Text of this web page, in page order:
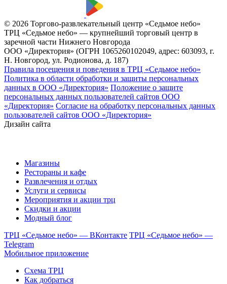
© 2026 Торгово-развлекательный центр «Седьмое небо»
ТРЦ «Седьмое небо» — крупнейший торговый центр в
заречной части Нижнего Новгорода
ООО «Директория» (ОГРН 1065260102049, адрес: 603093, г.
Н. Новгород, ул. Родионова, д. 187)
Правила посещения и поведения в ТРЦ «Седьмое небо»
Политика в области обработки и защиты персональных
данных в ООО «Директория» Положение о защите
персональных данных пользователей сайтов ООО
«Директория» Согласие на обработку персональных данных
пользователей сайтов ООО «Директория»
Дизайн сайта
Магазины
Рестораны и кафе
Развлечения и отдых
Услуги и сервисы
Мероприятия и акции трц
Скидки и акции
Модный блог
ТРЦ «Седьмое небо» — ВКонтакте ТРЦ «Седьмое небо» —
Telegram
Мобильное приложение
Схема ТРЦ
Как добраться